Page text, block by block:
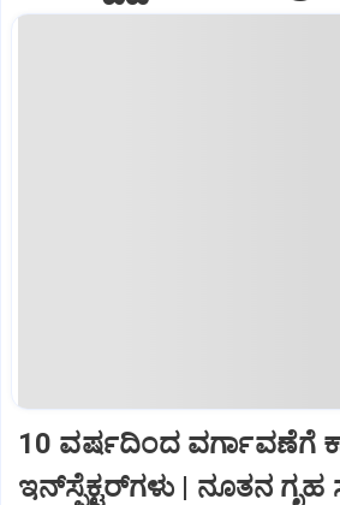
10 ವರ್ಷದಿಂದ ವರ್ಗಾವಣೆಗೆ
ಇನ್‌ಸ್ಪೆಕ್ಟರ್‌ಗಳು | ನೂತನ